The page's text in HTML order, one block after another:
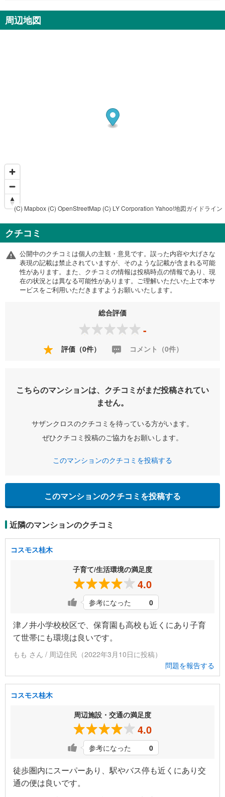
周辺地図
(C) Mapbox (C) OpenStreetMap (C) LY Corporation Yahoo!地図ガイドライン
クチコミ
公開中のクチコミは個人の主観・意見です。誤った内容や大げさな
表現の記載は禁止されていますが、そのような記載が含まれる可能
性があります。また、クチコミの情報は投稿時点の情報であり、現
在の状況とは異なる可能性があります。ご理解いただいた上で本サ
ービスをご利用いただきますようお願いいたします。
総合評価
-
評価（0件） コメント（0件）
こちらのマンションは、クチコミがまだ投稿されてい
ません。
サザンクロスのクチコミを待っている方がいます。
ぜひクチコミ投稿のご協力をお願いします。
このマンションのクチコミを投稿する
このマンションのクチコミを投稿する
近隣のマンションのクチコミ
コスモス桂木
子育て/生活環境の満足度
4.0
参考になった 0
津ノ井小学校校区で、保育園も高校も近くにあり子育
て世帯にも環境は良いです。
もも さん / 周辺住民（2022年3月10日に投稿）
問題を報告する
コスモス桂木
周辺施設・交通の満足度
4.0
参考になった 0
徒歩圏内にスーパーあり、駅やバス停も近くにあり交
通の便は良いです。